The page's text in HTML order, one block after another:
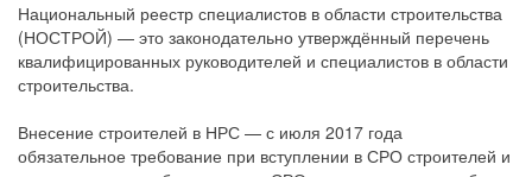
Национальный реестр специалистов в области строительства
(НОСТРОЙ) — это законодательно утверждённый перечень
квалифицированных руководителей и специалистов в области
строительства.
Внесение строителей в НРС — с июля 2017 года
обязательное требование при вступлении в СРО строителей и